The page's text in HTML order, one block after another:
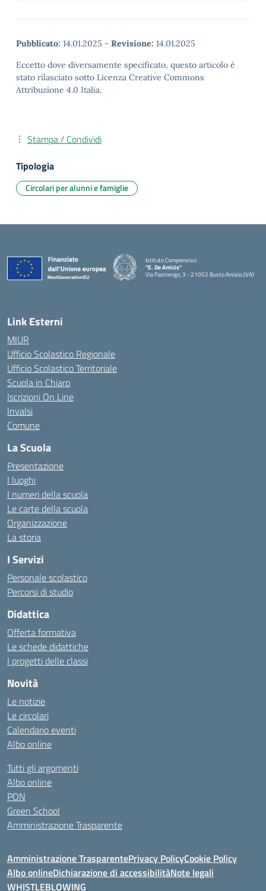
Pubblicato: 14.01.2025 - Revisione: 14.01.2025
Eccetto dove diversamente specificato, questo articolo è
stato rilasciato sotto Licenza Creative Commons
Attribuzione 4.0 Italia.
Stampa / Condividi
Tipologia
Circolari per alunni e famiglie
Istituto Comprensivo
"E. De Amicis"
Via Pastrengo, 3 - 21052 Busto Arsizio (VA)
Link Esterni
MIUR
Ufficio Scolastico Regionale
Ufficio Scolastico Territoriale
Scuola in Chiaro
Iscrizioni On Line
Invalsi
Comune
La Scuola
Presentazione
I luoghi
I numeri della scuola
Le carte della scuola
Organizzazione
La storia
I Servizi
Personale scolastico
Percorsi di studio
Didattica
Offerta formativa
Le schede didattiche
I progetti delle classi
Novità
Le notizie
Le circolari
Calendario eventi
Albo online
Tutti gli argomenti
Albo online
PON
Green School
Amministrazione Trasparente
Amministrazione TrasparentePrivacy PolicyCookie Policy
Albo onlineDichiarazione di accessibilitàNote legali
WHISTLEBLOWING